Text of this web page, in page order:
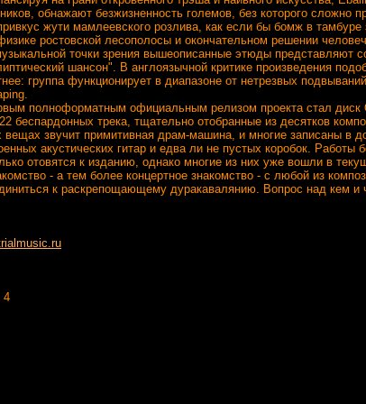
обнажают безжизненность големов, без которого сложно
жути мамлеевского розлива, как если бы бомж в
ростовской лесополосы и окончательном решении
точки зрения вышеописанные этюды представляют
шансон". В англоязычной критике произведения
группа функционирует в диапазоне от нетрезвых
полноформатным официальным релизом проекта стал диск
беспардонных трека, тщательно отобранные из десятков
вещах звучит примитивная драм-машина, и многие записаны
акустических гитар и едва ли не пустых коробок.
отовятся к изданию, однако многие из них уже вошли в
- а тем более концертное знакомство - с любой из
к раскрепощающему дуракавалянию. Вопрос над кем
4